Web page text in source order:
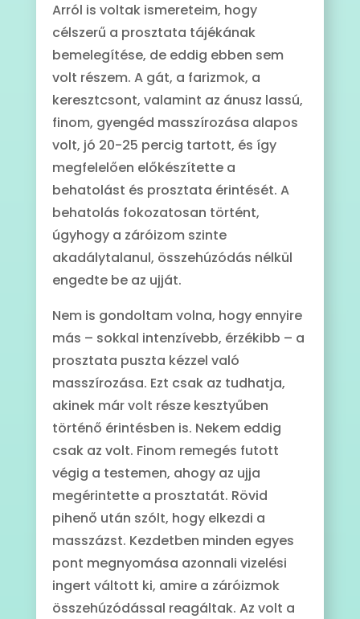
Arról is voltak ismereteim, hogy
célszerű a prosztata tájékának
bemelegítése, de eddig ebben sem
volt részem. A gát, a farizmok, a
keresztcsont, valamint az ánusz lassú,
finom, gyengéd masszírozása alapos
volt, jó 20-25 percig tartott, és így
megfelelően előkészítette a
behatolást és prosztata érintését. A
behatolás fokozatosan történt,
úgyhogy a záróizom szinte
akadálytalanul, összehúzódás nélkül
engedte be az ujját.
Nem is gondoltam volna, hogy ennyire
más – sokkal intenzívebb, érzékibb – a
prosztata puszta kézzel való
masszírozása. Ezt csak az tudhatja,
akinek már volt része kesztyűben
történő érintésben is. Nekem eddig
csak az volt. Finom remegés futott
végig a testemen, ahogy az ujja
megérintette a prosztatát. Rövid
pihenő után szólt, hogy elkezdi a
masszázst. Kezdetben minden egyes
pont megnyomása azonnali vizelési
ingert váltott ki, amire a záróizmok
összehúzódással reagáltak. Az volt a